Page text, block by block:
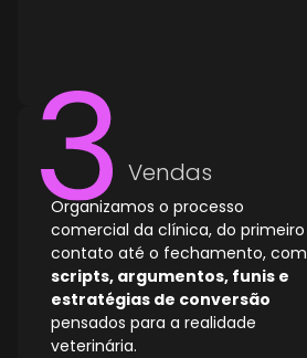
Vendas
Organizamos o processo
comercial da clínica, do primeiro
contato até o fechamento, com
scripts, argumentos, funis e
estratégias de conversão
pensados para a realidade
veterinária.